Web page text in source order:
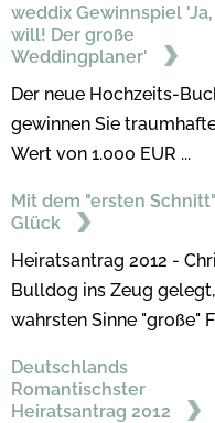
weddix Gewinnspiel
will! Der große
Weddingplaner'
Der neue Hochzeits-
gewinnen Sie
Wert von 1.000 EUR ...
Mit dem "ersten
Glück
Heiratsantrag 2012 -
Bulldog ins Zeug
wahrsten Sinne "große"
Deutschlands
Romantischster
Heiratsantrag 2012